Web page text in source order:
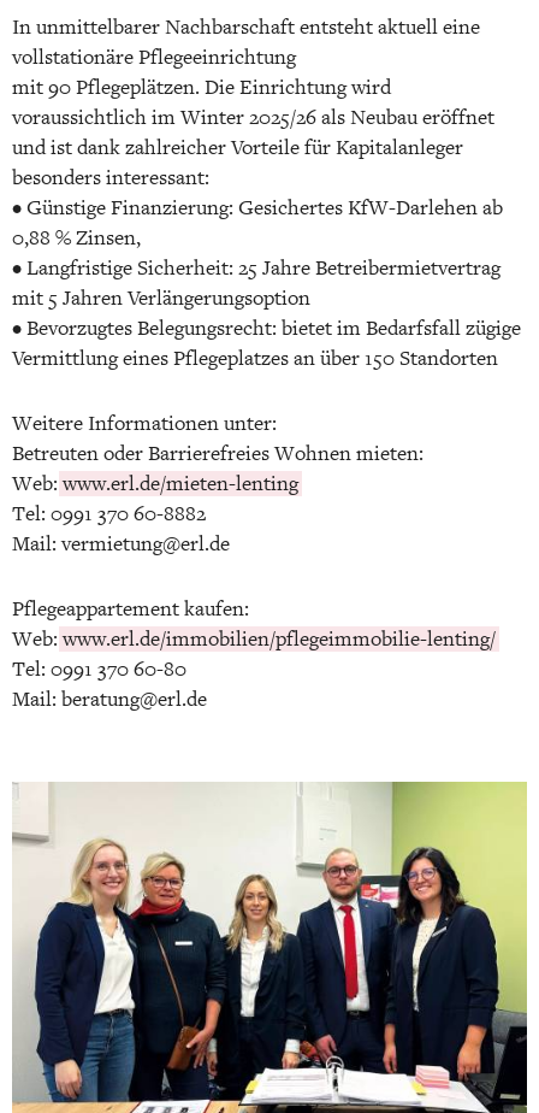
In unmittelbarer Nachbarschaft entsteht aktuell eine
vollstationäre Pflegeeinrichtung
mit 90 Pflegeplätzen. Die Einrichtung wird
voraussichtlich im Winter 2025/26 als Neubau eröffnet
und ist dank zahlreicher Vorteile für Kapitalanleger
besonders interessant:
• Günstige Finanzierung: Gesichertes KfW-Darlehen ab
0,88 % Zinsen,
• Langfristige Sicherheit: 25 Jahre Betreibermietvertrag
mit 5 Jahren Verlängerungsoption
• Bevorzugtes Belegungsrecht: bietet im Bedarfsfall zügige
Vermittlung eines Pflegeplatzes an über 150 Standorten
Weitere Informationen unter:
Betreuten oder Barrierefreies Wohnen mieten:
Web:www.erl.de/mieten-lenting
Tel: 0991 370 60-8882
Mail: vermietung@erl.de
Pflegeappartement kaufen:
Web:www.erl.de/immobilien/pflegeimmobilie-lenting/
Tel: 0991 370 60-80
Mail: beratung@erl.de